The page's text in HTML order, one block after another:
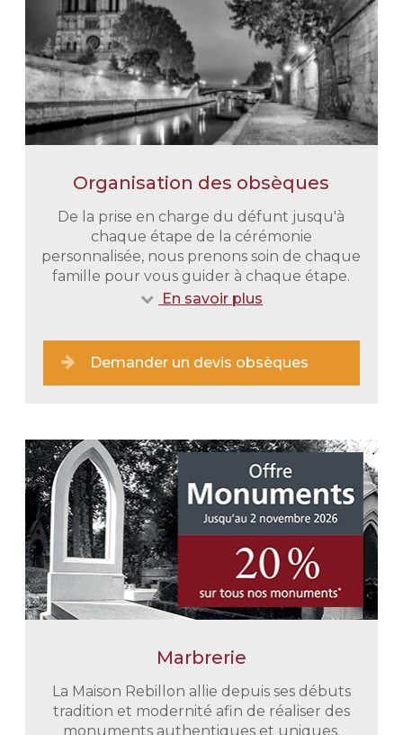
Organisation des obsèques
De la prise en charge du défunt jusqu'à
chaque étape de la cérémonie
personnalisée, nous prenons soin de chaque
famille pour vous guider à chaque étape.
En savoir plus
Demander un devis obsèques
Une prise en charge immédiate
En tout discrétion et retenue nous
vous épaulons dans toutes vos
démarches administratives. Nous
Marbrerie
La Maison Rebillon allie depuis ses débuts
tradition et modernité afin de réaliser des
monuments authentiques et uniques.